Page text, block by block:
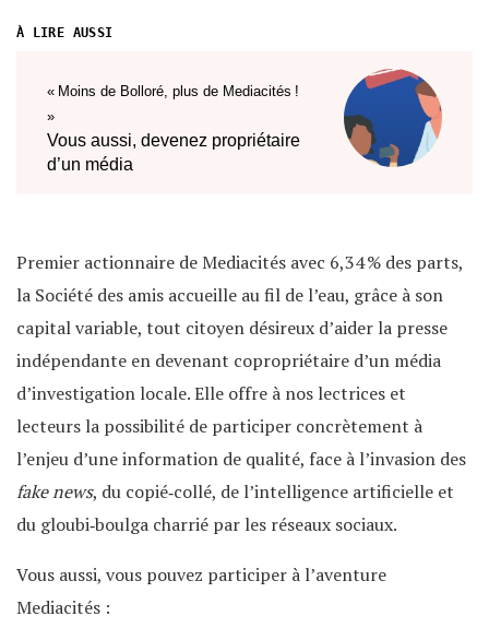
Premier actionnaire de Mediacités avec 6,34 % des parts,
la Société des amis accueille au fil de l’eau, grâce à son
capital variable, tout citoyen désireux d’aider la presse
indépendante en devenant copropriétaire d’un média
d’investigation locale. Elle offre à nos lectrices et
lecteurs la possibilité de participer concrètement à
l’enjeu d’une information de qualité, face à l’invasion des
fake news, du copié‐collé, de l’intelligence artificielle et
du gloubi‐boulga charrié par les réseaux sociaux.
Vous aussi, vous pouvez participer à l’aventure
Mediacités :